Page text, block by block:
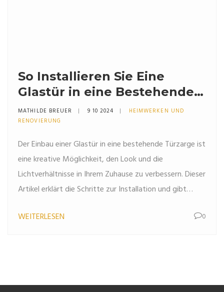
So Installieren Sie Eine
Glastür in eine Bestehende
Türzarge
MATHILDE BREUER 9 10 2024
HEIMWERKEN UND
RENOVIERUNG
Der Einbau einer Glastür in eine bestehende Türzarge ist
eine kreative Möglichkeit, den Look und die
Lichtverhältnisse in Ihrem Zuhause zu verbessern. Dieser
Artikel erklärt die Schritte zur Installation und gibt
Erfahren Sie, welche Werkzeuge nötig sind, welche
WEITERLESEN 0